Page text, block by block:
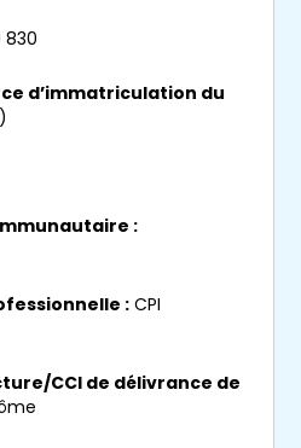
830
d’immatriculation du
:
: CPI
CCI de délivrance de
mail :
annonces